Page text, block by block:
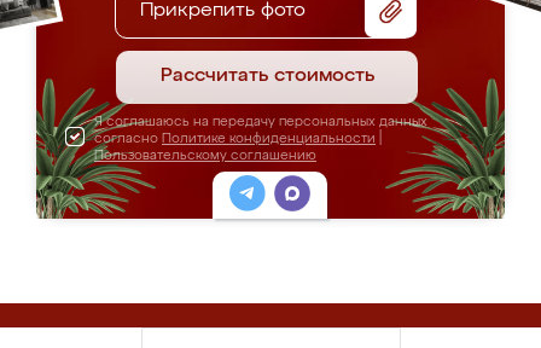
Прикрепить фото
Рассчитать стоимость
Я соглашаюсь на передачу персональных данных
согласно Политике конфиденциальности
Пользовательскому соглашению